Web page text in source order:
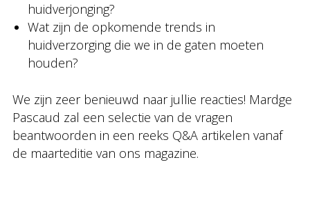
huidverjonging?
Wat zijn de opkomende trends in
huidverzorging die we in de gaten moeten
houden?
We zijn zeer benieuwd naar jullie reacties! Mardge
Pascaud zal een selectie van de vragen
beantwoorden in een reeks Q&A artikelen vanaf
de maarteditie van ons magazine.